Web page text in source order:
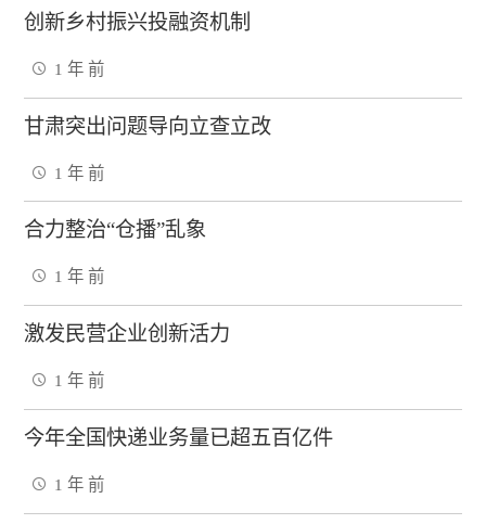
创新乡村振兴投融资机制
1 年 前
甘肃突出问题导向立查立改
1 年 前
合力整治“仓播”乱象
1 年 前
激发民营企业创新活力
1 年 前
今年全国快递业务量已超五百亿件
1 年 前